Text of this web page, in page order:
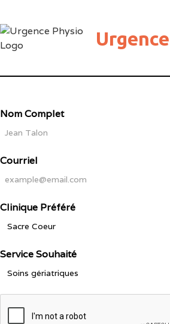
Nom Complet
Courriel
Clinique Préféré
Service Souhaité